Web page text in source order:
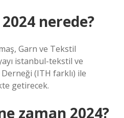
nerede?
Garn ve Tekstil
istanbul-tekstil ve
Derneği (ITH farklı) ile
getirecek.
zaman 2024?